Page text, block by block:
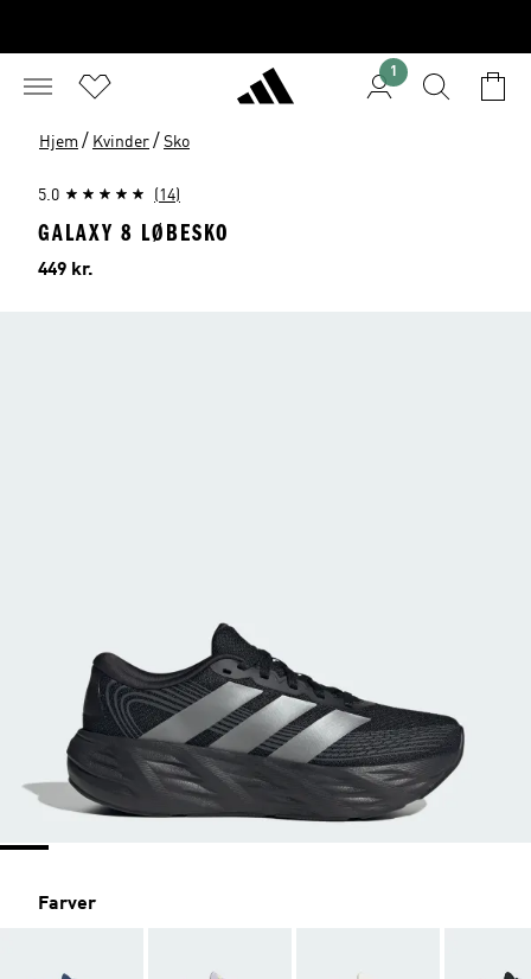
1
Hjem / Kvinder / Sko
5.0 (14)
GALAXY 8 LØBESKO
Pris
449 kr.
Farver